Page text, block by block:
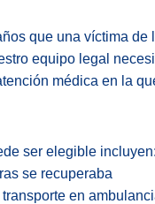
que una víctima
equipo legal
médica en la
ser elegible incluyen:
se recuperaba
en